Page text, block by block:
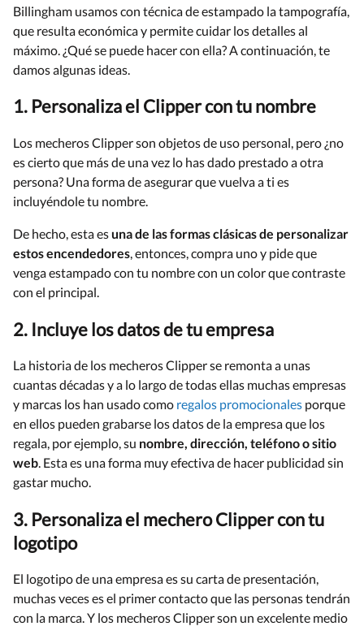
Billingham usamos con técnica de estampado la tampografía,
que resulta económica y permite cuidar los detalles al
máximo. ¿Qué se puede hacer con ella? A continuación, te
damos algunas ideas.
1. Personaliza el Clipper con tu nombre
Los mecheros Clipper son objetos de uso personal, pero ¿no
es cierto que más de una vez lo has dado prestado a otra
persona? Una forma de asegurar que vuelva a ti es
incluyéndole tu nombre.
De hecho, esta esuna de las formas clásicas de personalizar
estos encendedores, entonces, compra uno y pide que
venga estampado con tu nombre con un color que contraste
con el principal.
2. Incluye los datos de tu empresa
La historia de los mecheros Clipper se remonta a unas
cuantas décadas y a lo largo de todas ellas muchas empresas
y marcas los han usado como regalos promocionales porque
en ellos pueden grabarse los datos de la empresa que los
regala, por ejemplo, su nombre, dirección, teléfono o sitio
web. Esta es una forma muy efectiva de hacer publicidad sin
gastar mucho.
3. Personaliza el mechero Clipper con tu
logotipo
El logotipo de una empresa es su carta de presentación,
muchas veces es el primer contacto que las personas tendrán
con la marca. Y los mecheros Clipper son un excelente medio